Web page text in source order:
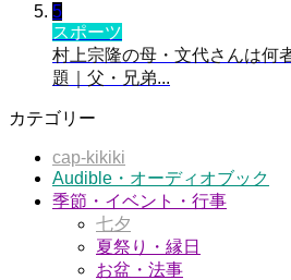
5
スポーツ
村上宗隆の母・文代さんは何
題｜父・兄弟...
カテゴリー
cap-kikiki
Audible・オーディオブック
季節・イベント・行事
七夕
夏祭り・縁日
お盆・法事